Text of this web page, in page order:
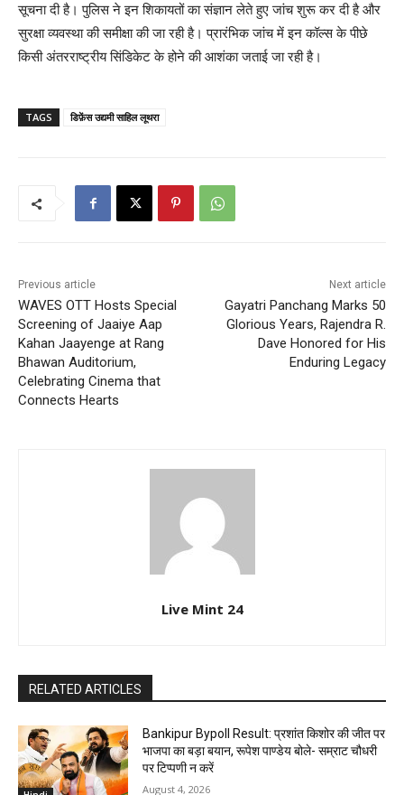
सूचना दी है। पुलिस ने इन शिकायतों का संज्ञान लेते हुए जांच शुरू कर दी है और
सुरक्षा व्यवस्था की समीक्षा की जा रही है। प्रारंभिक जांच में इन कॉल्स के पीछे
किसी अंतरराष्ट्रीय सिंडिकेट के होने की आशंका जताई जा रही है।
TAGS डिफ़ेंस उद्यमी साहिल लूथरा
Previous article
WAVES OTT Hosts Special
Screening of Jaaiye Aap
Kahan Jaayenge at Rang
Bhawan Auditorium,
Celebrating Cinema that
Connects Hearts
Next article
Gayatri Panchang Marks 50
Glorious Years, Rajendra R.
Dave Honored for His
Enduring Legacy
Live Mint 24
RELATED ARTICLES
Bankipur Bypoll Result: प्रशांत किशोर की जीत पर
भाजपा का बड़ा बयान, रूपेश पाण्डेय बोले- सम्राट चौधरी
पर टिप्पणी न करें
August 4, 2026